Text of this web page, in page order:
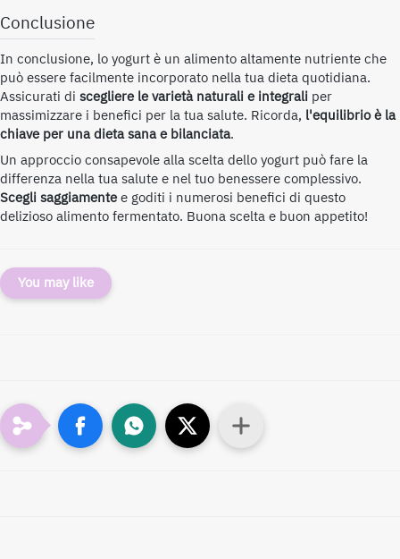
Conclusione
In conclusione, lo yogurt è un alimento altamente nutriente che
può essere facilmente incorporato nella tua dieta quotidiana.
Assicurati di scegliere le varietà naturali e integrali per
massimizzare i benefici per la tua salute. Ricorda, l'equilibrio è la
chiave per una dieta sana e bilanciata.
Un approccio consapevole alla scelta dello yogurt può fare la
differenza nella tua salute e nel tuo benessere complessivo.
Scegli saggiamentee goditi i numerosi benefici di questo
delizioso alimento fermentato. Buona scelta e buon appetito!
You may like